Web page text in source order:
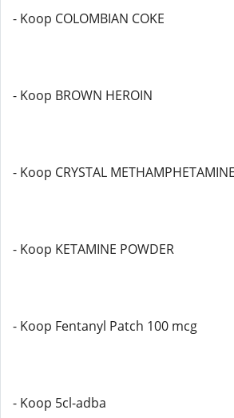
- Koop COLOMBIAN COKE
- Koop BROWN HEROIN
- Koop CRYSTAL METHAMPHETAMINE
- Koop KETAMINE POWDER
- Koop Fentanyl Patch 100 mcg
- Koop 5cl-adba